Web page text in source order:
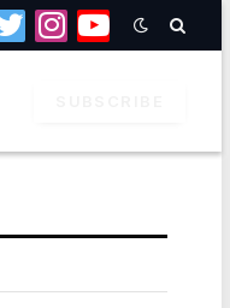
TwitterInstagramYouTube